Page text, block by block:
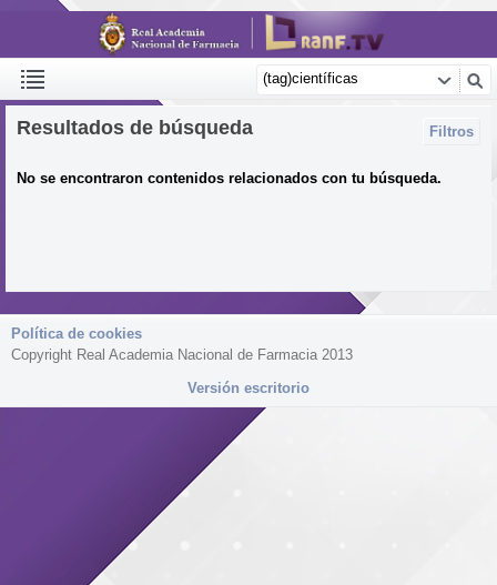
Filtros
Resultados de búsqueda
No se encontraron contenidos relacionados con tu búsqueda.
Política de cookies
Copyright Real Academia Nacional de Farmacia 2013
Versión escritorio